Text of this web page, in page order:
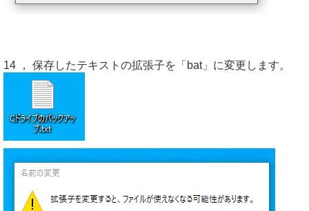
14 ， 保存したテキストの拡張子を「bat」に変更します。